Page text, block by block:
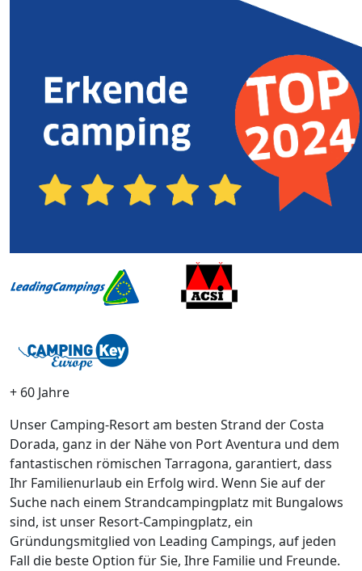
+ 60 Jahre
Unser Camping-Resort am besten Strand der Costa
Dorada, ganz in der Nähe von Port Aventura und dem
fantastischen römischen Tarragona, garantiert, dass
Ihr Familienurlaub ein Erfolg wird. Wenn Sie auf der
Suche nach einem Strandcampingplatz mit Bungalows
sind, ist unser Resort-Campingplatz, ein
Gründungsmitglied von Leading Campings, auf jeden
Fall die beste Option für Sie, Ihre Familie und Freunde.